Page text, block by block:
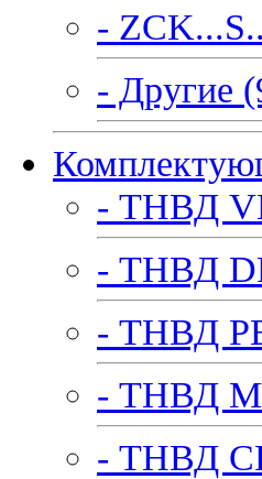
-
- Другие
- ТНВД
- ТНВД
- ТНВД
- ТНВД
- ТНВД